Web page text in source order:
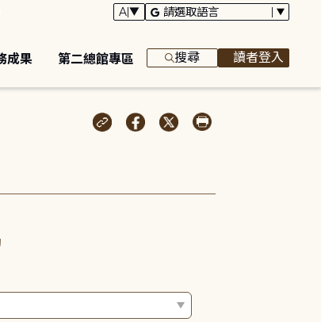
成果 第二總館專區 搜尋 讀者登入